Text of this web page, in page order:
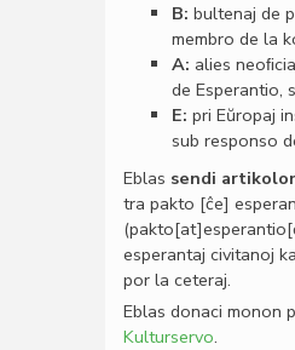
B: bultenaj de
membro de la
A: alies
de Esperantio,
E: pri Eŭropaj
sub responso
Eblas sendi
tra pakto [ĉe]
esperantaj civitanoj
por la ceteraj.
Eblas donaci monon
Kulturservo.